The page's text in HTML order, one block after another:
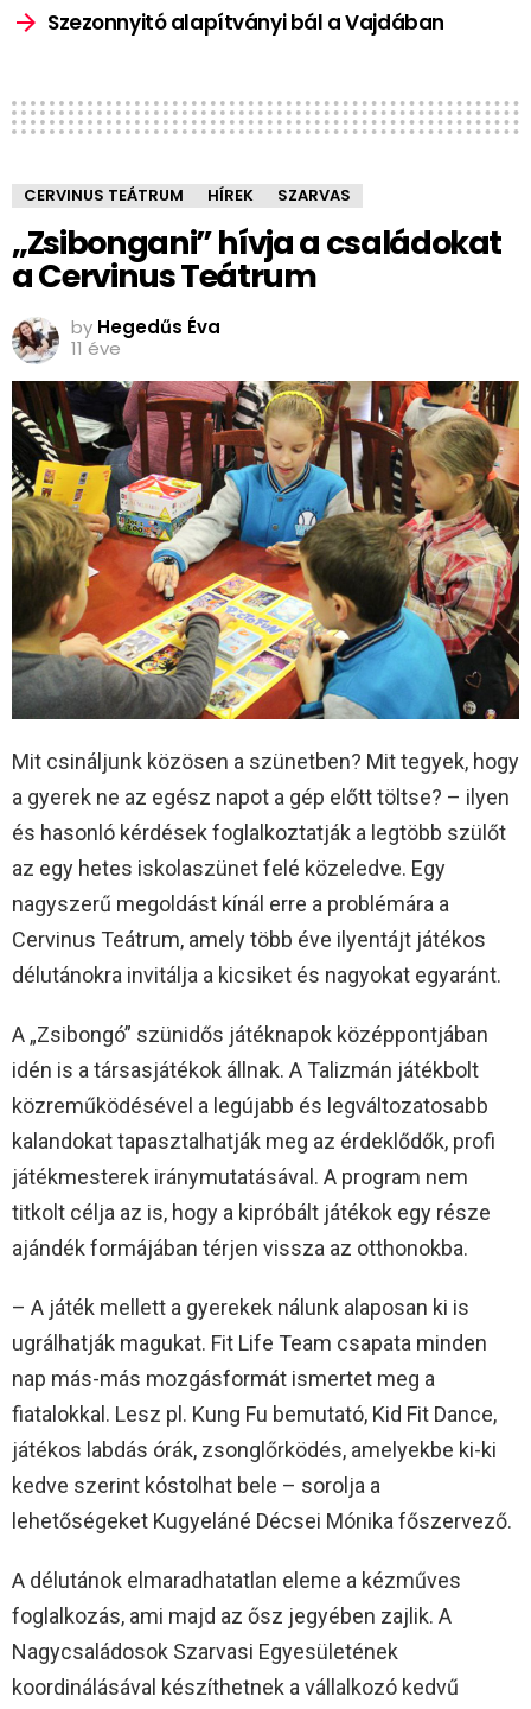
Szezonnyitó alapítványi bál a Vajdában
CERVINUS TEÁTRUM HÍREK SZARVAS
„Zsibongani” hívja a családokat
a Cervinus Teátrum
by Hegedűs Éva
11 éve
Mit csináljunk közösen a szünetben? Mit tegyek, hogy
a gyerek ne az egész napot a gép előtt töltse? – ilyen
és hasonló kérdések foglalkoztatják a legtöbb szülőt
az egy hetes iskolaszünet felé közeledve. Egy
nagyszerű megoldást kínál erre a problémára a
Cervinus Teátrum, amely több éve ilyentájt játékos
délutánokra invitálja a kicsiket és nagyokat egyaránt.
A „Zsibongó” szünidős játéknapok középpontjában
idén is a társasjátékok állnak. A Talizmán játékbolt
közreműködésével a legújabb és legváltozatosabb
kalandokat tapasztalhatják meg az érdeklődők, profi
játékmesterek iránymutatásával. A program nem
titkolt célja az is, hogy a kipróbált játékok egy része
ajándék formájában térjen vissza az otthonokba.
– A játék mellett a gyerekek nálunk alaposan ki is
ugrálhatják magukat. Fit Life Team csapata minden
nap más-más mozgásformát ismertet meg a
fiatalokkal. Lesz pl. Kung Fu bemutató, Kid Fit Dance,
játékos labdás órák, zsonglőrködés, amelyekbe ki-ki
kedve szerint kóstolhat bele – sorolja a
lehetőségeket Kugyeláné Décsei Mónika főszervező.
A délutánok elmaradhatatlan eleme a kézműves
foglalkozás, ami majd az ősz jegyében zajlik. A
Nagycsaládosok Szarvasi Egyesületének
koordinálásával készíthetnek a vállalkozó kedvű